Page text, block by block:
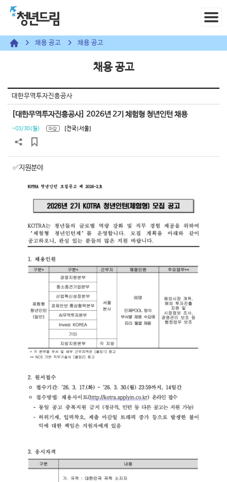
채용 공고 채용 공고
채용 공고
대한무역투자진흥공사
[대한무역투자진흥공사] 2026년 2기 체험형 청년인턴 채용
~03/30(월) 마감 [전국|서울]
✅지원분야